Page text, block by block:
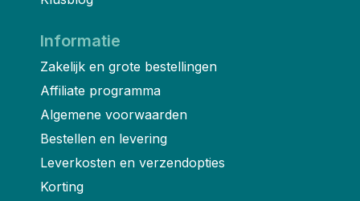
Informatie
Zakelijk en grote bestellingen
Affiliate programma
Algemene voorwaarden
Bestellen en levering
Leverkosten en verzendopties
Korting